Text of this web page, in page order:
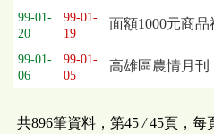
99-01-
20
99-01-
19
面額1000元商品
99-01-
06
99-01-
05
高雄區農情月刊
共896筆資料，第45/45頁，每